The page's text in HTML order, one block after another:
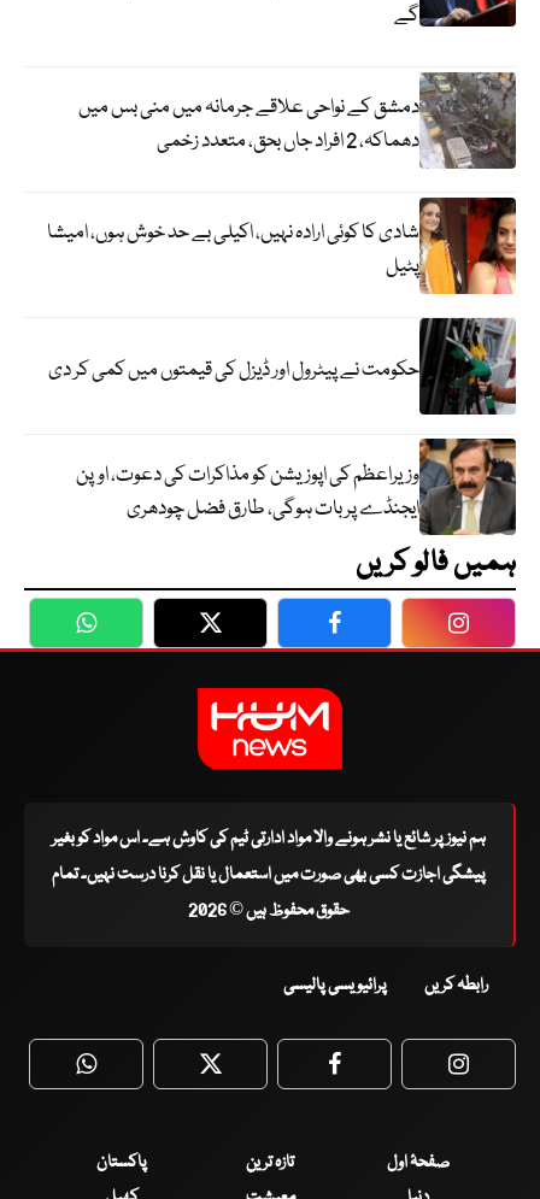
گے
دمشق کے نواحی علاقے جرمانہ میں منی بس میں
دھماکہ، 2 افراد جاں بحق، متعدد زخمی
شادی کا کوئی ارادہ نہیں، اکیلی بے حد خوش ہوں، امیشا
پٹیل
حکومت نے پیٹرول اور ڈیزل کی قیمتوں میں کمی کر دی
وزیراعظم کی اپوزیشن کو مذاکرات کی دعوت، اوپن
ایجنڈے پر بات ہوگی، طارق فضل چودھری
ہمیں فالو کریں
WhatsApp Twitter Facebook
ہم نیوز پر شائع یا نشر ہونے والا مواد ادارتی ٹیم کی کاوش ہے۔ اس مواد کو بغیر
پیشگی اجازت کسی بھی صورت میں استعمال یا نقل کرنا درست نہیں۔ تمام
حقوق محفوظ ہیں © 2026
رابطہ کریں پرائیویسی پالیسی
WhatsApp Twitter Facebook
صفحۂ اول تازہ ترین
پاکستان